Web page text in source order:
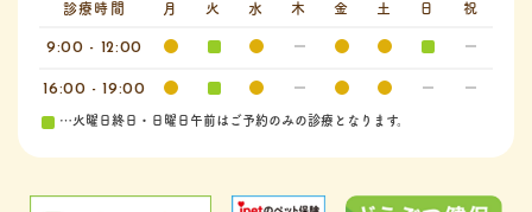
診療時間 月 火 水 木 金 土 日 祝
9:00 - 12:00
16:00 - 19:00
…火曜日終日・日曜日午前はご予約のみの診療となります。